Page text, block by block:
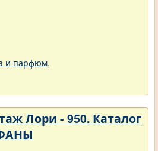
и парфюм.
Лори - 950. Каталог